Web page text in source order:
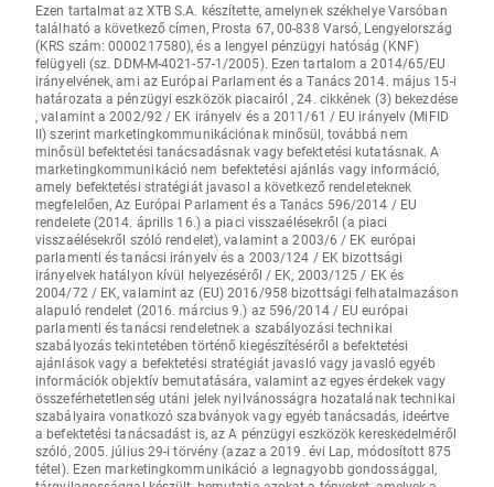
Ezen tartalmat az XTB S.A. készítette, amelynek székhelye Varsóban
található a következő címen, Prosta 67, 00-838 Varsó, Lengyelország
(KRS szám: 0000217580), és a lengyel pénzügyi hatóság (KNF)
felügyeli (sz. DDM-M-4021-57-1/2005). Ezen tartalom a 2014/65/EU
irányelvének, ami az Európai Parlament és a Tanács 2014. május 15-i
határozata a pénzügyi eszközök piacairól , 24. cikkének (3) bekezdése
, valamint a 2002/92 / EK irányelv és a 2011/61 / EU irányelv (MiFID
II) szerint marketingkommunikációnak minősül, továbbá nem
minősül befektetési tanácsadásnak vagy befektetési kutatásnak. A
marketingkommunikáció nem befektetési ajánlás vagy információ,
amely befektetési stratégiát javasol a következő rendeleteknek
megfelelően, Az Európai Parlament és a Tanács 596/2014 / EU
rendelete (2014. április 16.) a piaci visszaélésekről (a piaci
visszaélésekről szóló rendelet), valamint a 2003/6 / EK európai
parlamenti és tanácsi irányelv és a 2003/124 / EK bizottsági
irányelvek hatályon kívül helyezéséről / EK, 2003/125 / EK és
2004/72 / EK, valamint az (EU) 2016/958 bizottsági felhatalmazáson
alapuló rendelet (2016. március 9.) az 596/2014 / EU európai
parlamenti és tanácsi rendeletnek a szabályozási technikai
szabályozás tekintetében történő kiegészítéséről a befektetési
ajánlások vagy a befektetési stratégiát javasló vagy javasló egyéb
információk objektív bemutatására, valamint az egyes érdekek vagy
összeférhetetlenség utáni jelek nyilvánosságra hozatalának technikai
szabályaira vonatkozó szabványok vagy egyéb tanácsadás, ideértve
a befektetési tanácsadást is, az A pénzügyi eszközök kereskedelméről
szóló, 2005. július 29-i törvény (azaz a 2019. évi Lap, módosított 875
tétel). Ezen marketingkommunikáció a legnagyobb gondossággal,